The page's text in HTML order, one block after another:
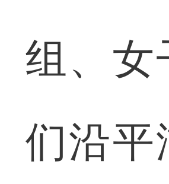
组、女
们沿平